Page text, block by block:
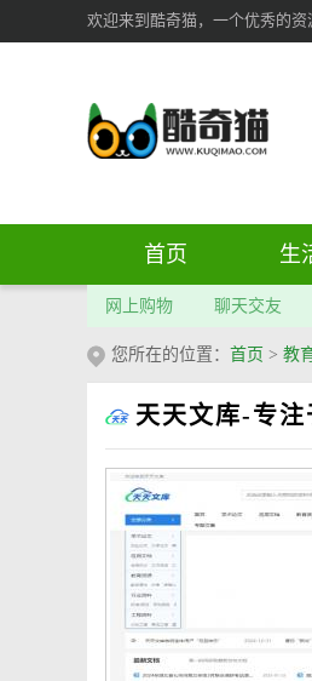
欢迎来到酷奇猫，一个优秀的
首页 生
网上购物 聊天交友
您所在的位置： 首页 > 教
天天文库-专